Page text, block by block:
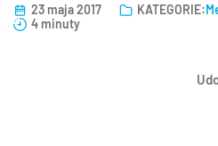
23 maja 2017 KATEGORIE:
4 minuty